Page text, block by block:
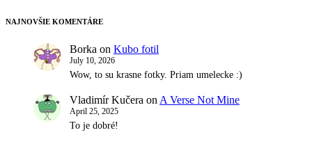
NAJNOVŠIE KOMENTÁRE
Borka on Kubo fotil
July 10, 2026
Wow, to su krasne fotky. Priam umelecke :)
Vladimír Kučera on A Verse Not Mine
April 25, 2025
To je dobré!